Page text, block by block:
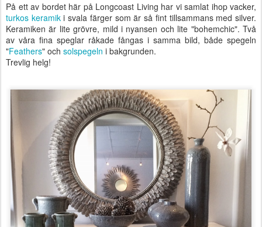
På ett av bordet här på Longcoast Living har vi samlat ihop vacker,
turkos keramiki svala färger som är så fint tillsammans med silver.
Keramiken är lite grövre, mild i nyansen och lite "bohemchic". Två
av våra fina speglar råkade fångas i samma bild, både spegeln
"Feathers" och solspegeln i bakgrunden.
Trevlig helg!